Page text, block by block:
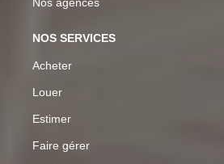
NOS SERVICES
Acheter
Louer
Estimer
Faire gérer